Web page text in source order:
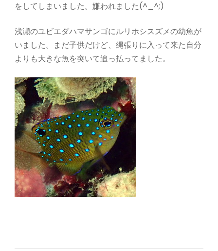
をしてしまいました。嫌われました(^_^;)
浅瀬のユビエダハマサンゴにルリホシスズメの幼魚が
いました。まだ子供だけど、縄張りに入って来た自分
よりも大きな魚を突いて追っ払ってました。